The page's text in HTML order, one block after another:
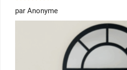
Note
sur 5
par Anonyme